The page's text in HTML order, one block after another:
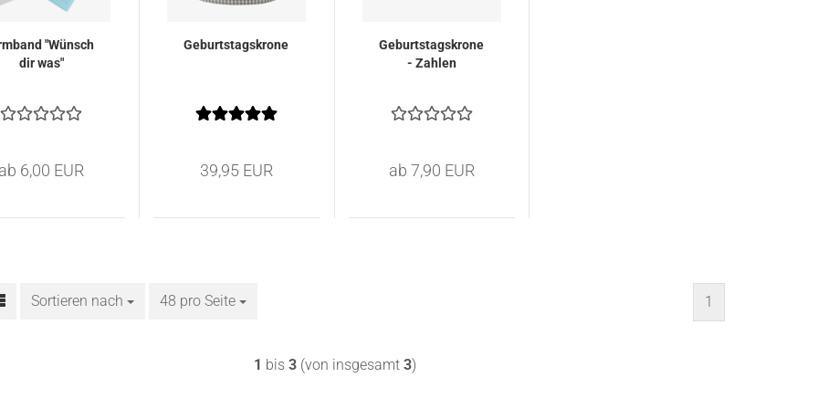
"Wünsch
dir was"
6,00 EUR
Geburtstagskrone
39,95 EUR
Geburtstagskrone
- Zahlen
ab 7,90 EUR
Sortieren nach
Sortieren nach 48 pro Seite
pro Seite 1
1 bis 3(von insgesamt 3)